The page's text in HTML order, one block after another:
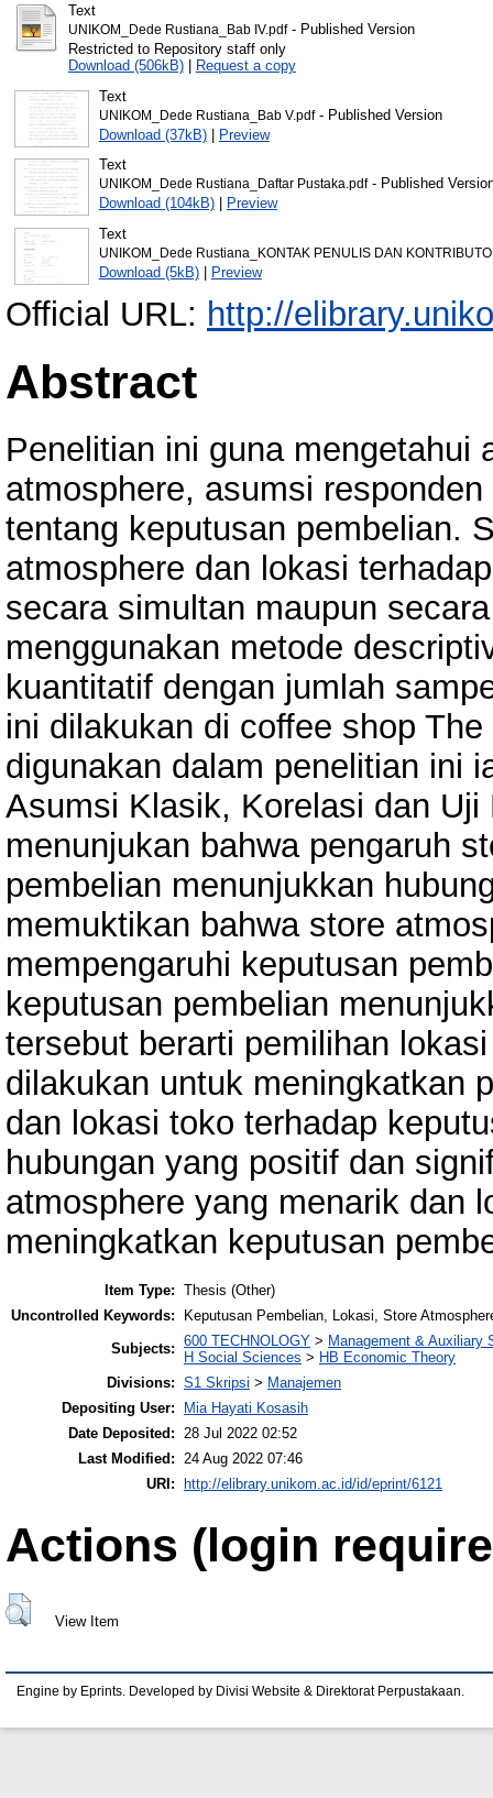
Text
UNIKOM_Dede Rustiana_Bab IV.pdf- Published Version
Restricted to Repository staff only
Download (506kB)|
Request a copy
Text
UNIKOM_Dede Rustiana_Bab V.pdf- Published Version
Download (37kB)| Preview
Text
UNIKOM_Dede Rustiana_Daftar Pustaka.pdf- Published
Download (104kB)|
Preview
Text
UNIKOM_Dede Rustiana_KONTAK PENULIS DAN
Download (5kB)| Preview
Official URL: http://
Abstract
Penelitian ini guna mengetahui
atmosphere, asumsi
tentang keputusan pembelian.
atmosphere dan lokasi
secara simultan maupun
menggunakan metode
kuantitatif dengan jumlah
ini dilakukan di coffee shop
digunakan dalam penelitian ini
Asumsi Klasik, Korelasi dan
menunjukan bahwa pengaruh
pembelian menunjukkan
memuktikan bahwa store
mempengaruhi keputusan
keputusan pembelian
tersebut berarti pemilihan
dilakukan untuk meningkatkan
dan lokasi toko terhadap
hubungan yang positif dan
atmosphere yang menarik dan
meningkatkan keputusan
Item Type: Thesis (Other)
Uncontrolled Keywords:
Keputusan Pembelian, Lokasi, Store
Subjects: 600 TECHNOLOGY > Management & Auxiliary
H Social Sciences > HB Economic Theory
Divisions: S1 Skripsi > Manajemen
Depositing User:
Mia Hayati Kosasih
Date Deposited:
28 Jul 2022 02:52
Last Modified:
24 Aug 2022 07:46
URI:
http://elibrary.unikom.ac.id/id/eprint/6121
Actions (login
View Item
Engine by Eprints. Developed by Divisi Website & Direktorat Perpustakaan.